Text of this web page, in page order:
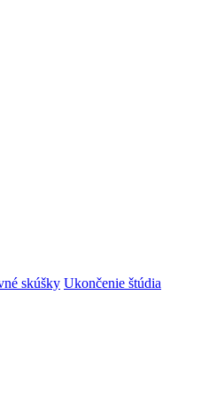
skúšky Ukončenie štúdia